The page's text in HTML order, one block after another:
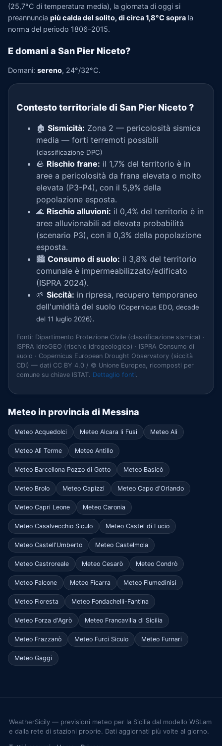
(25,7°C di temperatura media), la giornata di oggi si
preannuncia più calda del solito, di circa 1,8°C sopra la
norma del periodo 1806–2015.
E domani a San Pier Niceto?
Domani: sereno, 24°/32°C.
Contesto territoriale di San Pier Niceto?
🏚️ Sismicità: Zona 2 — pericolosità sismica
media — forti terremoti possibili
(classificazione DPC)
🪨 Rischio frane: il 1,7% del territorio è in
aree a pericolosità da frana elevata o molto
elevata (P3-P4), con il 5,9% della
popolazione esposta.
🌊 Rischio alluvioni: il 0,4% del territorio è in
aree alluvionabili ad elevata probabilità
(scenario P3), con il 0,3% della popolazione
esposta.
🏙️ Consumo di suolo: il 3,8% del territorio
comunale è impermeabilizzato/edificato
(ISPRA 2024).
🌱 Siccità: in ripresa, recupero temporaneo
dell'umidità del suolo (Copernicus EDO, decade
del 11 luglio 2026).
Fonti: Dipartimento Protezione Civile (classificazione sismica) ·
ISPRA IdroGEO (rischio idrogeologico) · ISPRA Consumo di
suolo · Copernicus European Drought Observatory (siccità
CDI) — dati CC BY 4.0 / © Unione Europea, ricomposti per
comune su chiave ISTAT. Dettaglio fonti.
Meteo in provincia di Messina
Meteo Acquedolci Meteo Alcara li Fusi Meteo Alì
Meteo Alì Terme Meteo Antillo
Meteo Barcellona Pozzo di Gotto Meteo Basicò
Meteo Brolo Meteo Capizzi Meteo Capo d'Orlando
Meteo Capri Leone Meteo Caronia
Meteo Casalvecchio Siculo Meteo Castel di Lucio
Meteo Castell'Umberto Meteo Castelmola
Meteo Castroreale Meteo Cesarò Meteo Condrò
Meteo Falcone Meteo Ficarra Meteo Fiumedinisi
Meteo Floresta Meteo Fondachelli-Fantina
Meteo Forza d'Agrò Meteo Francavilla di Sicilia
Meteo Frazzanò Meteo Furci Siculo Meteo Furnari
Meteo Gaggi
WeatherSicily — previsioni meteo per la Sicilia dal modello WSLam
e dalla rete di stazioni proprie. Dati aggiornati più volte al giorno.